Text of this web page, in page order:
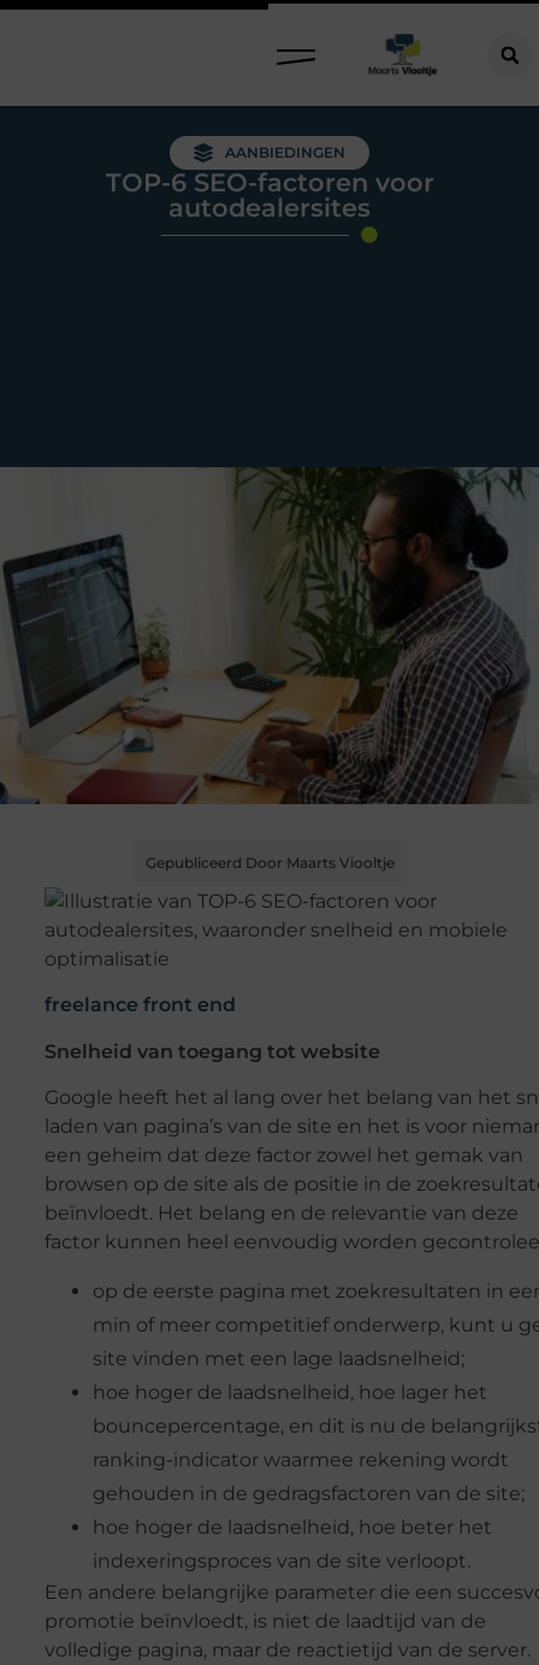
AANBIEDINGEN
TOP-6 SEO-factoren voor
autodealersites
Gepubliceerd Door Maarts Viooltje
freelance front end
Snelheid van toegang tot website
Google heeft het al lang over het belang van het
laden van pagina’s van de site en het is voor
een geheim dat deze factor zowel het gemak van
browsen op de site als de positie in de
beïnvloedt. Het belang en de relevantie van deze
factor kunnen heel eenvoudig worden
op de eerste pagina met zoekresultaten in
min of meer competitief onderwerp, kunt u
site vinden met een lage laadsnelheid;
hoe hoger de laadsnelheid, hoe lager het
bouncepercentage, en dit is nu de
ranking-indicator waarmee rekening wordt
gehouden in de gedragsfactoren van de site;
hoe hoger de laadsnelheid, hoe beter het
indexeringsproces van de site verloopt.
Een andere belangrijke parameter die een
promotie beïnvloedt, is niet de laadtijd van de
volledige pagina, maar de reactietijd van de server.